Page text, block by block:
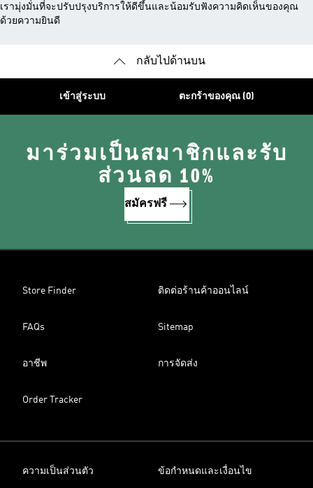
เรามุ่งมั่นที่จะปรับปรุงบริการให้ดีขึ้นและน้อมรับฟังความคิดเห็นของคุณ
ด้วยความยินดี
กลับไปด้านบน
เข้าสู่ระบบ ตะกร้าของคุณ (0)
มาร่วมเป็นสมาชิกและรับ
ส่วนลด 10%
สมัครฟรี
Store Finder ติดต่อร้านค้าออนไลน์
FAQs Sitemap
อาชีพ การจัดส่ง
Order Tracker
ความเป็นส่วนตัว ข้อกำหนดและเงื่อนไข